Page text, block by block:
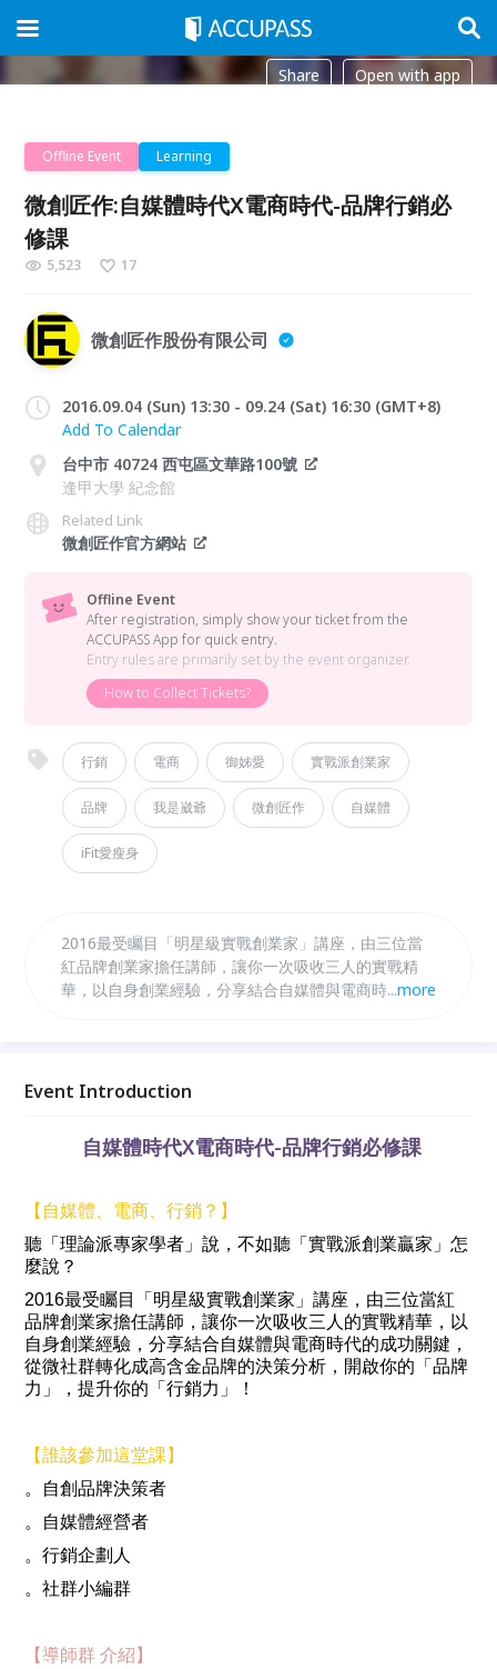
Share Open with app
Offline Event Learning
微創匠作:自媒體時代X電商時代-品牌行銷必
修課
5,523 17
微創匠作股份有限公司
2016.09.04 (Sun) 13:30 - 09.24 (Sat) 16:30 (GMT+8)
Add To Calendar
台中市 40724 西屯區文華路100號
逢甲大學 紀念館
Related Link
微創匠作官方網站
Offline Event
After registration, simply show your ticket from the
ACCUPASS App for quick entry.
Entry rules are primarily set by the event organizer.
How to Collect Tickets?
行銷 電商 御姊愛 實戰派創業家
品牌 我是崴爺 微創匠作 自媒體
iFit愛瘦身
2016最受矚目「明星級實戰創業家」講座，由三位當
紅品牌創業家擔任講師，讓你一次吸收三人的實戰精
華，以自身創業經驗，分享結合自媒體與電商時代的成
...more
Event Introduction
自媒體時代X電商時代-品牌行銷必修課
【自媒體、電商、行銷？】
聽「理論派專家學者」說，不如聽「實戰派創業贏家」怎
麼說？
2016最受矚目「明星級實戰創業家」講座，由三位當紅
品牌創業家擔任講師，讓你一次吸收三人的實戰精華，以
自身創業經驗，分享結合自媒體與電商時代的成功關鍵，
從微社群轉化成高含金品牌的決策分析，開啟你的「品牌
力」，提升你的「行銷力」！
【誰該參加這堂課】
。自創品牌決策者
。自媒體經營者
。行銷企劃人
。社群小編群
【導師群 介紹 】